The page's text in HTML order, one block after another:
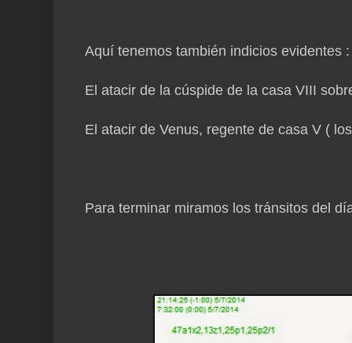
Aquí tenemos también indicios evidentes :
El atacir de la cúspide de la casa VIII
El atacir de Venus, regente de casa V (
Para terminar miramos los tránsitos del